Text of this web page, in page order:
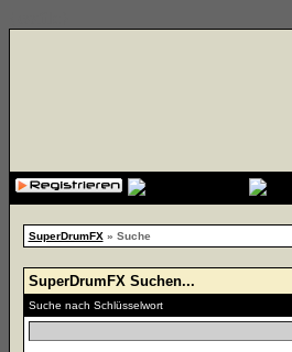
SuperDrumFX» Suche
SuperDrumFX Suchen...
Suche nach Schlüsselwort